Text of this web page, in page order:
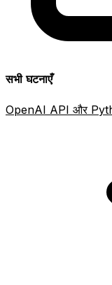
सभी घटनाएँ
OpenAI API और